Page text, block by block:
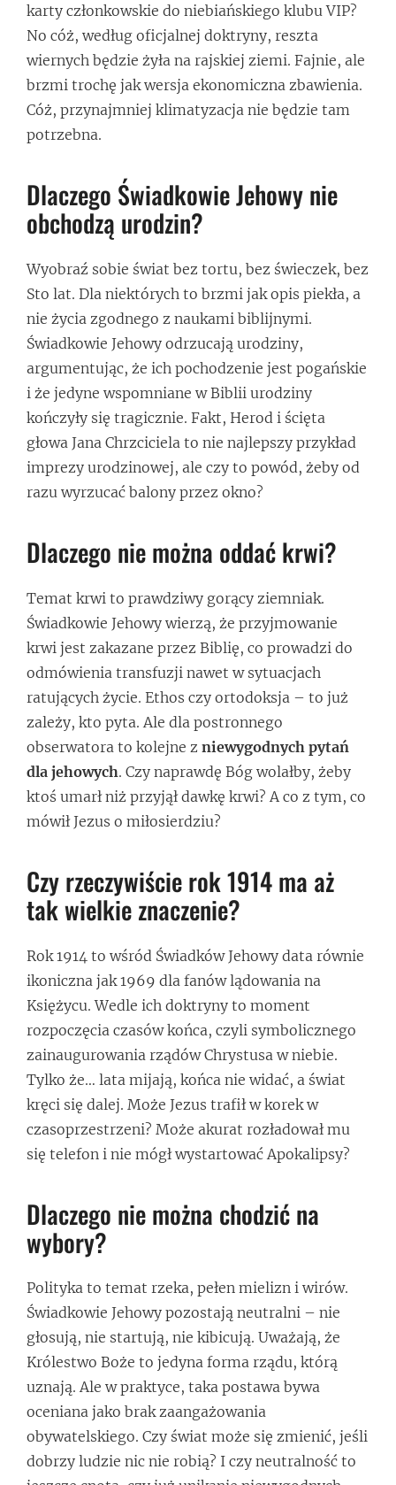
karty członkowskie do niebiańskiego klubu VIP?
No cóż, według oficjalnej doktryny, reszta
wiernych będzie żyła na rajskiej ziemi. Fajnie, ale
brzmi trochę jak wersja ekonomiczna zbawienia.
Cóż, przynajmniej klimatyzacja nie będzie tam
potrzebna.
Dlaczego Świadkowie Jehowy nie
obchodzą urodzin?
Wyobraź sobie świat bez tortu, bez świeczek, bez
Sto lat. Dla niektórych to brzmi jak opis piekła, a
nie życia zgodnego z naukami biblijnymi.
Świadkowie Jehowy odrzucają urodziny,
argumentując, że ich pochodzenie jest pogańskie
i że jedyne wspomniane w Biblii urodziny
kończyły się tragicznie. Fakt, Herod i ścięta
głowa Jana Chrzciciela to nie najlepszy przykład
imprezy urodzinowej, ale czy to powód, żeby od
razu wyrzucać balony przez okno?
Dlaczego nie można oddać krwi?
Temat krwi to prawdziwy gorący ziemniak.
Świadkowie Jehowy wierzą, że przyjmowanie
krwi jest zakazane przez Biblię, co prowadzi do
odmówienia transfuzji nawet w sytuacjach
ratujących życie. Ethos czy ortodoksja – to już
zależy, kto pyta. Ale dla postronnego
obserwatora to kolejne z niewygodnych pytań
dla jehowych. Czy naprawdę Bóg wolałby, żeby
ktoś umarł niż przyjął dawkę krwi? A co z tym, co
mówił Jezus o miłosierdziu?
Czy rzeczywiście rok 1914 ma aż
tak wielkie znaczenie?
Rok 1914 to wśród Świadków Jehowy data równie
ikoniczna jak 1969 dla fanów lądowania na
Księżycu. Wedle ich doktryny to moment
rozpoczęcia czasów końca, czyli symbolicznego
zainaugurowania rządów Chrystusa w niebie.
Tylko że… lata mijają, końca nie widać, a świat
kręci się dalej. Może Jezus trafił w korek w
czasoprzestrzeni? Może akurat rozładował mu
się telefon i nie mógł wystartować Apokalipsy?
Dlaczego nie można chodzić na
wybory?
Polityka to temat rzeka, pełen mielizn i wirów.
Świadkowie Jehowy pozostają neutralni – nie
głosują, nie startują, nie kibicują. Uważają, że
Królestwo Boże to jedyna forma rządu, którą
uznają. Ale w praktyce, taka postawa bywa
oceniana jako brak zaangażowania
obywatelskiego. Czy świat może się zmienić, jeśli
dobrzy ludzie nic nie robią? I czy neutralność to